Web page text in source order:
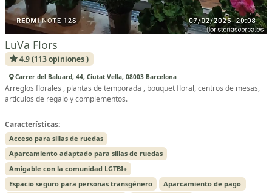
LuVa Flors
4.9 (113 opiniones )
Carrer del Baluard, 44, Ciutat Vella, 08003 Barcelona
Arreglos florales , plantas de temporada , bouquet floral, centros de mesas,
artículos de regalo y complementos.
Características:
Acceso para sillas de ruedas
Aparcamiento adaptado para sillas de ruedas
Amigable con la comunidad LGTBI+
Espacio seguro para personas transgénero
Aparcamiento de pago